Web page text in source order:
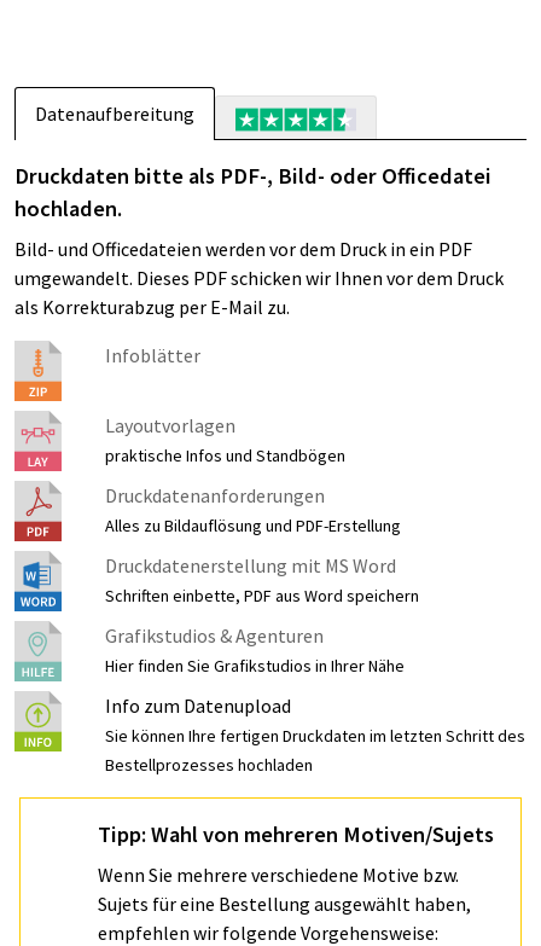
Datenaufbereitung
Druckdaten bitte als PDF-, Bild- oder Officedatei
hochladen.
Bild- und Officedateien werden vor dem Druck in ein PDF
umgewandelt. Dieses PDF schicken wir Ihnen vor dem Druck
als Korrekturabzug per E-Mail zu.
Infoblätter
Layoutvorlagen
praktische Infos und Standbögen
Druckdatenanforderungen
Alles zu Bildauflösung und PDF-Erstellung
Druckdatenerstellung mit MS Word
Schriften einbette, PDF aus Word speichern
Grafikstudios & Agenturen
Hier finden Sie Grafikstudios in Ihrer Nähe
Info zum Datenupload
Sie können Ihre fertigen Druckdaten im letzten Schritt des
Bestellprozesses hochladen
Tipp: Wahl von mehreren Motiven/Sujets
Wenn Sie mehrere verschiedene Motive bzw.
Sujets für eine Bestellung ausgewählt haben,
empfehlen wir folgende Vorgehensweise: